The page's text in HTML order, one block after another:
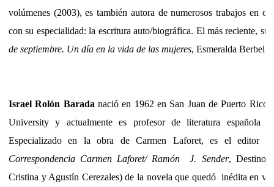
volúmenes (2003), es también autora de numerosos trabajos en
con su especialidad: la escritura auto/biográfica. El más reciente,
de septiembre. Un día en la vida de las mujeres, Esmeralda Berbel
Israel Rolón Barada nació en 1962 en San Juan de Puerto
University y actualmente es profesor de literatura española
Especializado en la obra de Carmen Laforet, es el editor
Correspondencia Carmen Laforet/ Ramón J. Sender, Destino,
Cristina y Agustín Cerezales) de la novela que quedó inédita en